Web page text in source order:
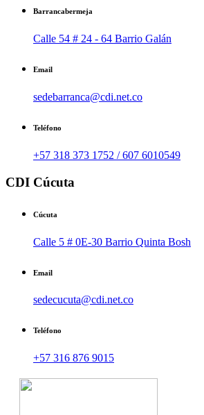
Barrancabermeja
Calle 54 # 24 - 64 Barrio Galán
Email
sedebarranca@cdi.net.co
Teléfono
+57 318 373 1752 / 607 6010549
CDI Cúcuta
Cúcuta
Calle 5 # 0E-30 Barrio Quinta Bosh
Email
sedecucuta@cdi.net.co
Teléfono
+57 316 876 9015